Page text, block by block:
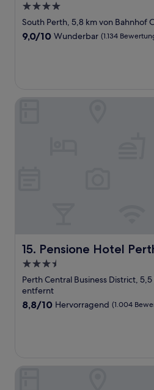
4.0-
Sterne-
Unterkunft
South Perth, 5,8 km von Bahnhof
9.0
9,0/10 Wunderbar (1.134
15. Pensione Hotel
Pensione Hotel Perth
3.5-
Sterne-
Unterkunft
Perth Central Business District,
entfernt
8.8
8,8/10 Hervorragend (1.004